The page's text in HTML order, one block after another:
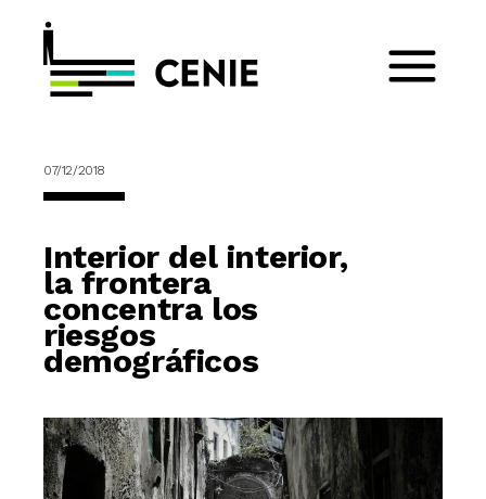
07/12/2018
Interior del interior,
la frontera
concentra los
riesgos
demográficos